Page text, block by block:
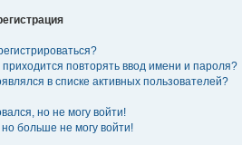
повторять ввод имени и пароля?
в списке активных пользователей?
но не могу войти!
больше не могу войти!